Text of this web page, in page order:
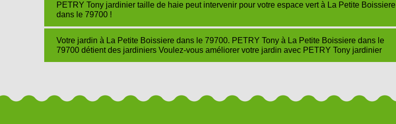
PETRY Tony jardinier taille de haie peut intervenir pour votre espace vert à La Petite Boissiere
dans le 79700 !
Votre jardin à La Petite Boissiere dans le 79700. PETRY Tony à La Petite Boissiere dans le
79700 détient des jardiniers Voulez-vous améliorer votre jardin avec PETRY Tony jardinier